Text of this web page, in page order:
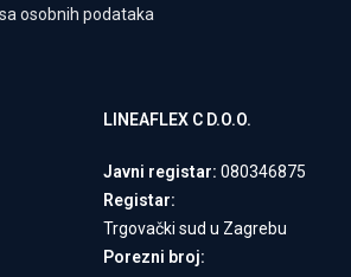
osobnih podataka
LINEAFLEX C D.O.O.
Javni registar: 080346875
Registar:
Trgovački sud u Zagrebu
Porezni broj: